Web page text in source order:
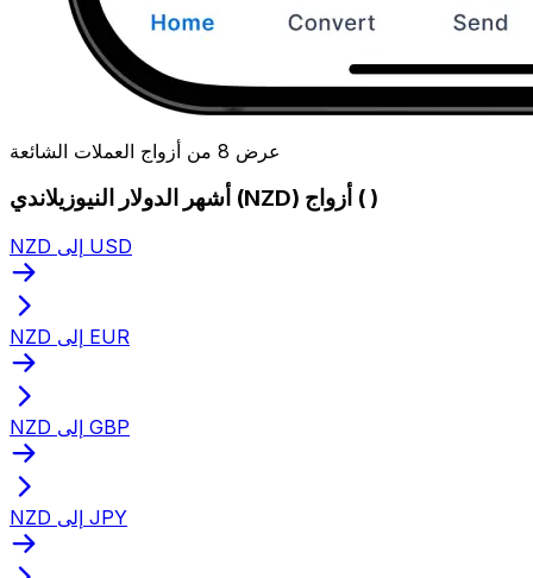
عرض 8 من أزواج العملات الشائعة
أشهر الدولار النيوزيلاندي (NZD) أزواج ( )
NZD إلى USD
NZD إلى EUR
NZD إلى GBP
NZD إلى JPY